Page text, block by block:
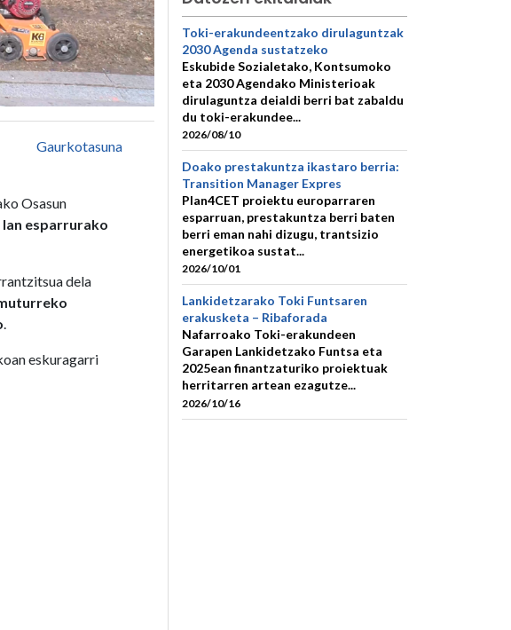
Gaurkotasuna
Osasun
lan esparrurako
dela
eskuragarri
Toki-erakundeentzako dirulaguntzak
2030 Agenda sustatzeko
Eskubide Sozialetako, Kontsumoko
eta 2030 Agendako Ministerioak
dirulaguntza deialdi berri bat zabaldu
du toki-erakundee...
2026/08/10
Doako prestakuntza ikastaro berria:
Transition Manager Expres
Plan4CET proiektu europarraren
esparruan, prestakuntza berri baten
berri eman nahi dizugu, trantsizio
energetikoa sustat...
2026/10/01
Lankidetzarako Toki Funtsaren
erakusketa – Ribaforada
Nafarroako Toki-erakundeen
Garapen Lankidetzako Funtsa eta
2025ean finantzaturiko proiektuak
herritarren artean ezagutze...
2026/10/16